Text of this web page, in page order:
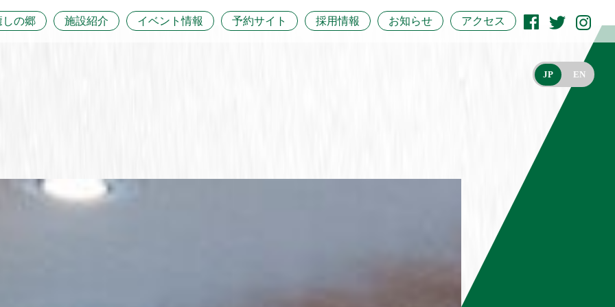
しの郷 施設紹介 イベント情報 予約サイト 採用情報 お知らせ アクセス
JP EN